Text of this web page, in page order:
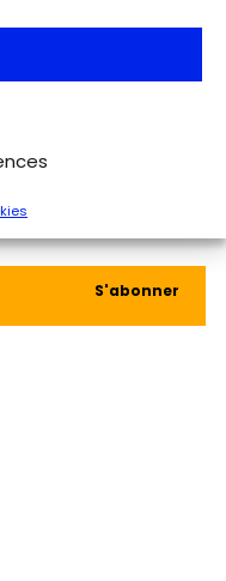
7 au 12 juin 2025
accompagnera
de sites
S'abonner